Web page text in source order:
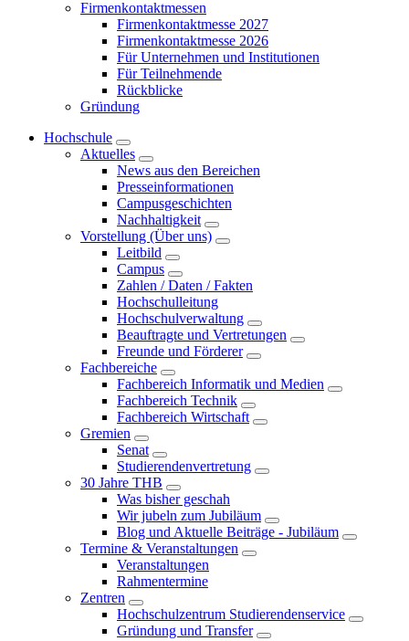
Firmenkontaktmessen
Firmenkontaktmesse 2027
Firmenkontaktmesse 2026
Für Unternehmen und Institutionen
Für Teilnehmende
Rückblicke
Gründung
Hochschule
Aktuelles
News aus den Bereichen
Presseinformationen
Campusgeschichten
Nachhaltigkeit
Vorstellung (Über uns)
Leitbild
Campus
Zahlen / Daten / Fakten
Hochschulleitung
Hochschulverwaltung
Beauftragte und Vertretungen
Freunde und Förderer
Fachbereiche
Fachbereich Informatik und Medien
Fachbereich Technik
Fachbereich Wirtschaft
Gremien
Senat
Studierendenvertretung
30 Jahre THB
Was bisher geschah
Wir jubeln zum Jubiläum
Blog und Aktuelle Beiträge - Jubiläum
Termine & Veranstaltungen
Veranstaltungen
Rahmentermine
Zentren
Hochschulzentrum Studierendenservice
Gründung und Transfer